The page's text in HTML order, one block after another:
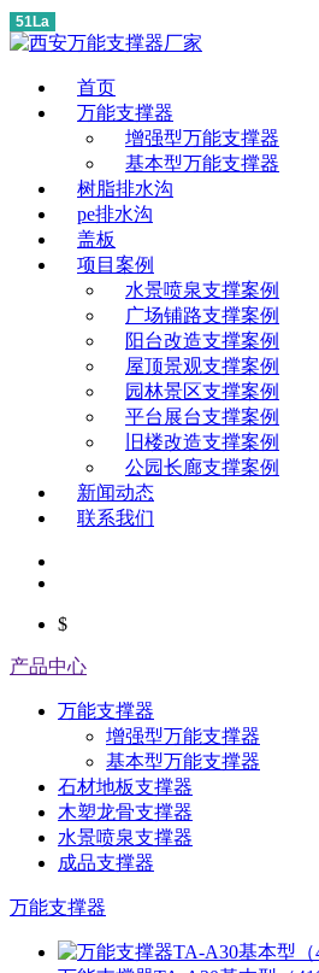
51La
首页
万能支撑器
增强型万能支撑器
基本型万能支撑器
树脂排水沟
pe排水沟
盖板
项目案例
水景喷泉支撑案例
广场铺路支撑案例
阳台改造支撑案例
屋顶景观支撑案例
园林景区支撑案例
平台展台支撑案例
旧楼改造支撑案例
公园长廊支撑案例
新闻动态
联系我们
$
产品中心
万能支撑器
增强型万能支撑器
基本型万能支撑器
石材地板支撑器
木塑龙骨支撑器
水景喷泉支撑器
成品支撑器
万能支撑器